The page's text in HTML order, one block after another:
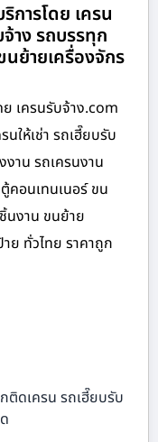
การโดย เครน
าง รถบรรทุก
นย้ายเครื่องจักร
ย เครนรับจ้าง.com
ให้เช่า รถเฮี๊ยบรับ
งาน รถเครนงาน
คอนเทนเนอร์ ขน
นงาน ขนย้าย
ย ทั่วไทย ราคาถูก
ติดเครน รถเฮี๊ยบรับ